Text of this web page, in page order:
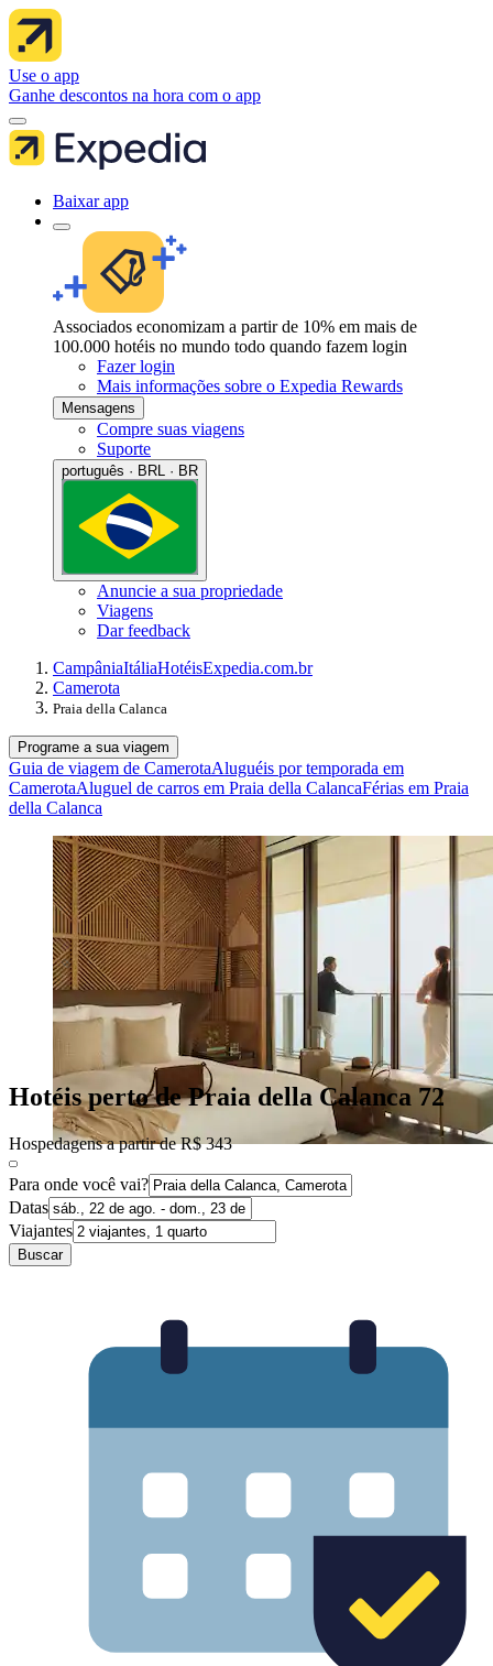
Use o app
Ganhe descontos na hora com o app
Baixar app
Associados economizam a partir de 10% em mais de
100.000 hotéis no mundo todo quando fazem login
Fazer login
Mais informações sobre o Expedia Rewards
Mensagens
Compre suas viagens
Suporte
português · BRL · BR
Anuncie a sua propriedade
Viagens
Dar feedback
CampâniaItáliaHotéisExpedia.com.br
Camerota
Praia della Calanca
Programe a sua viagem
Guia de viagem de CamerotaAluguéis por temporada em
CamerotaAluguel de carros em Praia della CalancaFérias em Praia
della Calanca
Hotéis perto de Praia della Calanca 72
Hospedagens a partir de R$ 343
Para onde você vai?
Datas
Viajantes
Buscar